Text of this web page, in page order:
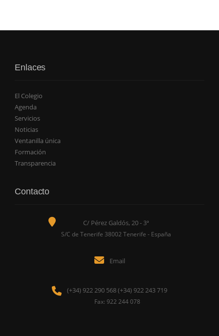
Enlaces
El Colegio
Agenda
Servicios
Noticias
Ventanilla única
Formación
Transparencia
Contacto
C/ Pérez Galdós, 20 - 3ª
S/C de Tenerife 38002 Tenerife - España
Email
(+34) 922 290 568 (+34) 922 243 719
Fax: 922 244 078